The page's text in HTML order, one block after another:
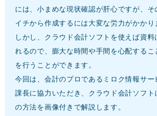
には、小まめな現状確認が肝心ですが、そ
イチから作成するには大変な労力がかかり
しかし、クラウド会計ソフトを使えば資料
れるので、膨大な時間や手間を心配するこ
を行うことができます。
今回は、会計のプロであるミロク情報サー
課長に協力いただき、クラウド会計ソフト
の方法を画像付きで解説します。